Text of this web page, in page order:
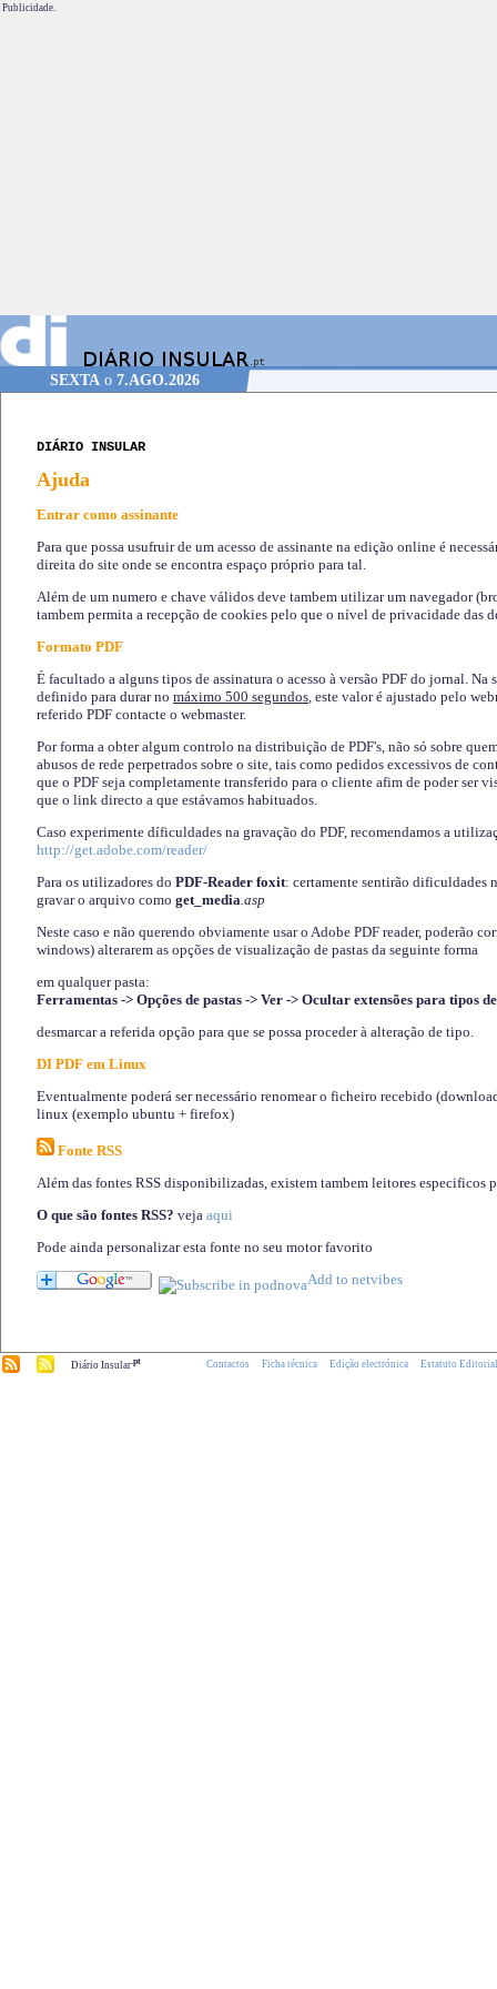
Publicidade.
SEXTA o 7.AGO.2026
DIÁRIO INSULAR
Ajuda
Entrar como assinante
Para que possa usufruir de um acesso de assinante na edição online é
direita do site onde se encontra espaço próprio para tal.
Além de um numero e chave válidos deve tambem utilizar um navegador
tambem permita a recepção de cookies pelo que o nível de privacidade das
Formato PDF
É facultado a alguns tipos de assinatura o acesso à versão PDF do jornal. Na
definido para durar no máximo 500 segundos, este valor é ajustado pelo
referido PDF contacte o webmaster.
Por forma a obter algum controlo na distribuição de PDF's, não só sobre
abusos de rede perpetrados sobre o site, tais como pedidos excessivos de
que o PDF seja completamente transferido para o cliente afim de poder ser
que o link directo a que estávamos habituados.
Caso experimente díficuldades na gravação do PDF, recomendamos a
http://get.adobe.com/reader/
Para os utilizadores do PDF-Reader foxit: certamente sentirão dificuldades
gravar o arquivo como get_media.asp
Neste caso e não querendo obviamente usar o Adobe PDF reader, poderão
windows) alterarem as opções de visualização de pastas da seguinte forma
em qualquer pasta:
Ferramentas -> Opções de pastas -> Ver -> Ocultar extensões para tipos
desmarcar a referida opção para que se possa proceder à alteração de tipo.
DI PDF em Linux
Eventualmente poderá ser necessário renomear o ficheiro recebido
linux (exemplo ubuntu + firefox)
Fonte RSS
Além das fontes RSS disponibilizadas, existem tambem leitores especificos
O que são fontes RSS? veja aqui
Pode ainda personalizar esta fonte no seu motor favorito
Diário Insular.pt Contactos Ficha técnica Edição electrónica Estatuto Editorial